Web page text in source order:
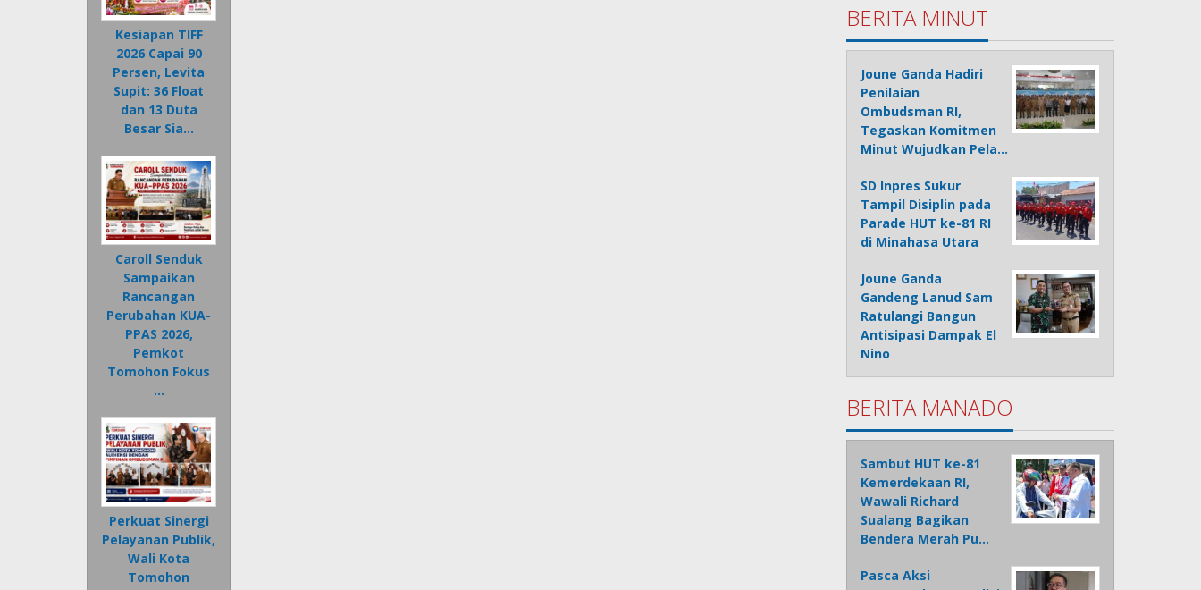
Kesiapan TIFF
2026 Capai 90
Persen, Levita
Supit: 36 Float
dan 13 Duta
Besar Sia…
Caroll Senduk
Sampaikan
Rancangan
Perubahan KUA-
PPAS 2026,
Pemkot
Tomohon Fokus
…
Perkuat Sinergi
Pelayanan Publik,
Wali Kota
Tomohon
BERITA MINUT
Joune Ganda Hadiri
Penilaian
Ombudsman RI,
Tegaskan Komitmen
Minut Wujudkan Pela…
SD Inpres Sukur
Tampil Disiplin pada
Parade HUT ke-81 RI
di Minahasa Utara
Joune Ganda
Gandeng Lanud Sam
Ratulangi Bangun
Antisipasi Dampak El
Nino
BERITA MANADO
Sambut HUT ke-81
Kemerdekaan RI,
Wawali Richard
Sualang Bagikan
Bendera Merah Pu…
Pasca Aksi